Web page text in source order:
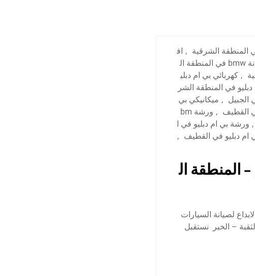
المنطقة الشرقية , اف
صيانة bmw في المنطقة ال
, كهربائي بي ام دبلي
في المنطقة الشر
الجبيل , ميكانيكي بي
القطيف ,
ورشة bm
, ورشة بي ام دبليو في ا
ام دبليو في القطيف ,
المنطقة ال
لصيانة السيارات
– صناعة الثقبة – الخبر نستقبل